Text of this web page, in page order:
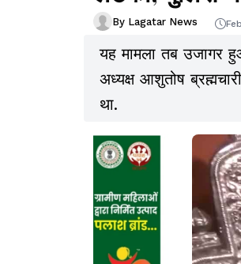
By Lagatar News
यह मामला तब उजागर
अध्यक्ष आशुतोष
था.